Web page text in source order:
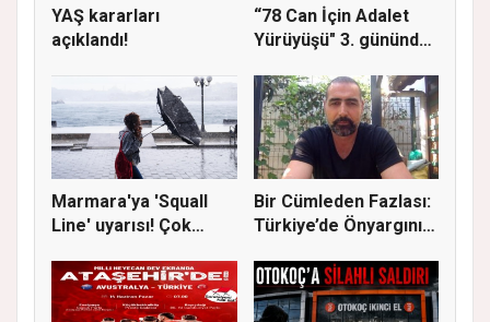
YAŞ kararları
açıklandı!
“78 Can İçin Adalet
Yürüyüşü" 3. gününde
Marmara'ya 'Squall
Line' uyarısı! Çok
Bir Cümleden Fazlası:
Türkiye’de Önyargının